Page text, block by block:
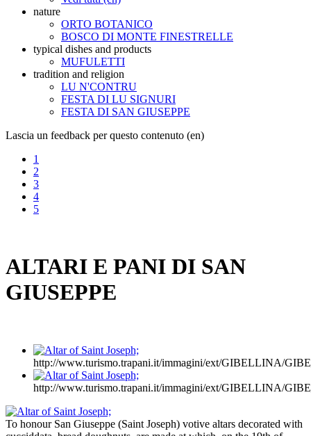
nature
ORTO BOTANICO
BOSCO DI MONTE FINESTRELLE
typical dishes and products
MUFULETTI
tradition and religion
LU N'CONTRU
FESTA DI LU SIGNURI
FESTA DI SAN GIUSEPPE
Lascia un feedback per questo contenuto (en)
1
2
3
4
5
ALTARI E PANI DI SAN
GIUSEPPE
http://www.turismo.trapani.it/immagini/ext/GIBELLINA/
http://www.turismo.trapani.it/immagini/ext/GIBELLINA/
To honour San Giuseppe (Saint Joseph) votive altars decorated with